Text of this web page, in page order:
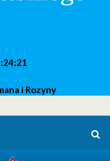
i Rozyny